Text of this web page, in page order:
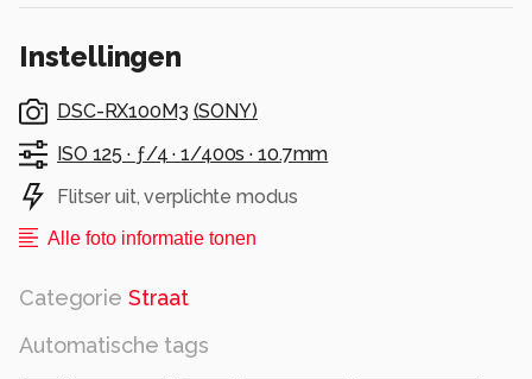
Instellingen
DSC-RX100M3 (SONY)
ISO 125 · ƒ/4 ·1/400s ·10.7mm
Flitser uit, verplichte modus
Alle foto informatie tonen
Categorie Straat
Automatische tags